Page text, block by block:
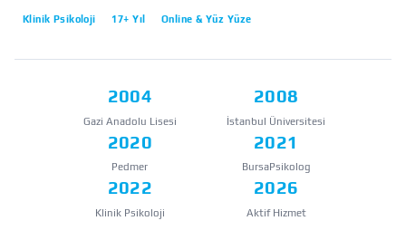
Klinik Psikoloji 17+ Yıl Online & Yüz Yüze
2004
Gazi Anadolu Lisesi
2008
İstanbul Üniversitesi
2020
Pedmer
2021
BursaPsikolog
2022
Klinik Psikoloji
2026
Aktif Hizmet